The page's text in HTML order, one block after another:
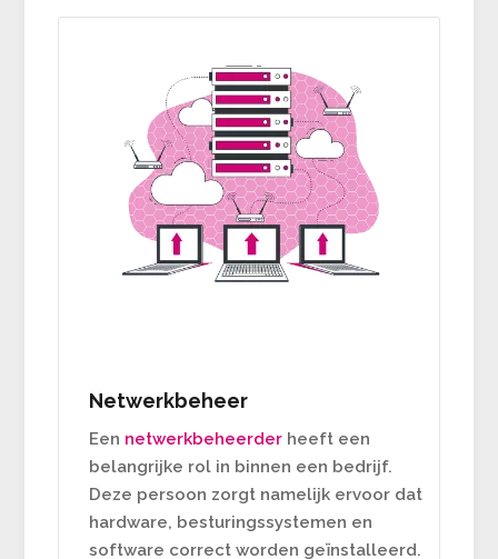
Netwerkbeheer
Een netwerkbeheerder heeft een
belangrijke rol in binnen een bedrijf.
Deze persoon zorgt namelijk ervoor dat
hardware, besturingssystemen en
software correct worden geïnstalleerd.